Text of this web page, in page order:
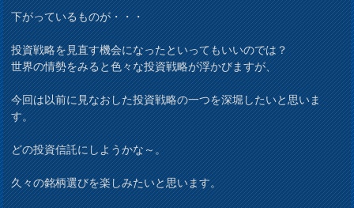
下がっているものが・・・
投資戦略を見直す機会になったといってもいいのでは？
世界の情勢をみると色々な投資戦略が浮かびますが、
今回は以前に見なおした投資戦略の一つを深堀したいと思いま
す。
どの投資信託にしようかな～。
久々の銘柄選びを楽しみたいと思います。